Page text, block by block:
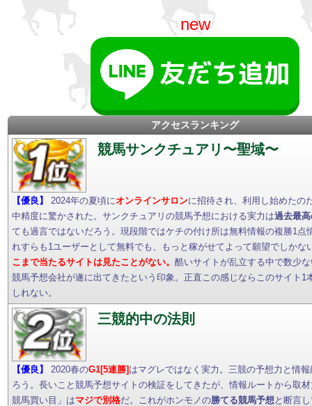
new
アクセスランキング
競馬サンクチュアリ〜聖域〜
【優良】 2024年の夏頃にオンラインサロンに招待され、利用し始めたの
中精度に驚かされた。サンクチュアリの競馬予想における実力は過去最
ても過言ではないだろう。現段階ではケチの付け所は無料情報の複勝1点
れすらも1ユーザーとして無料でも、もっと稼がせてよって願望でしかな
こまで当たるサイトは見たことがない。酷いサイトが乱立する中で数少
競馬予想会社が遂に出てきたという印象。正直この感じならこのサイト1
しれない。
三競的中の法則
【優良】 2020春のG1[5連勝] はマグレではなく実力。三競の予想力と情報
ろう。長いこと競馬予想サイトの検証をしてきたが、情報ルートから取
競馬買い目」はマジで別格だ。これがホンモノの勝てる競馬予想 と断言